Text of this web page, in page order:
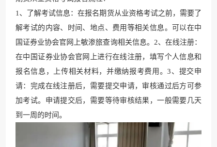
1、了解考试信息：在报名期货从业资格考试之前，需要了
解考试的内容、时间、地点、费用等相关信息。可以在中
国证券业协会官网上敏渗旅查询相关信息。2、在线注册：
在中国证券业协会官网上进行在线注册，填写个人信息和
报名信息，上传相关材料，并缴纳报考费用。3、提交申
请：完成在线注册后，需要提交申请，审核通过后方可参
加考试。申请提交后，需要等待审核结果，一般需要几天
到 一周的时间。